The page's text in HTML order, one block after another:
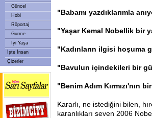
Güncel
Hobi
Röportaj
Gurme
İyi Yaşa
İşte İnsan
Çizerler
"Babamı yazdıklarımla
"Yaşar Kemal Nobellik bir
"Kadınların ilgisi hoşuma
"Bavulun içindekileri bir
"Benim Adım Kırmızı'nın
Kararlı, ne istediğini bilen,
karanlıkları seven 2006